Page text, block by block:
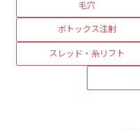
毛穴
ボトックス注射
スレッド・糸リフト